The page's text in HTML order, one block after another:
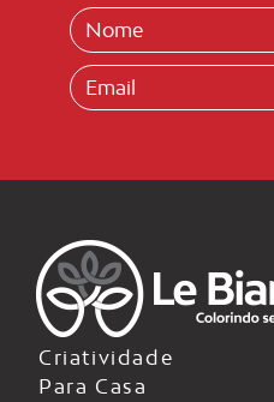
Criatividade
Para Casa